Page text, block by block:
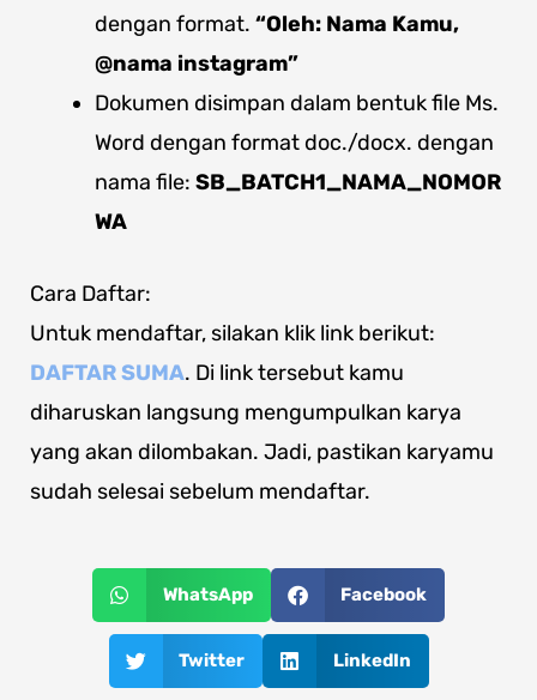
dengan format. “Oleh: Nama Kamu,
@nama instagram”
Dokumen disimpan dalam bentuk file Ms.
Word dengan format doc./docx. dengan
nama file: SB_BATCH1_NAMA_NOMOR
WA
Cara Daftar:
Untuk mendaftar, silakan klik link berikut:
DAFTAR SUMA. Di link tersebut kamu
diharuskan langsung mengumpulkan karya
yang akan dilombakan. Jadi, pastikan karyamu
sudah selesai sebelum mendaftar.
WhatsApp Facebook
Twitter LinkedIn